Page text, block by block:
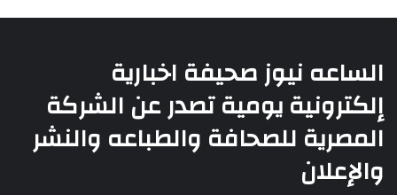
الساعه نيوز صحيفة اخبارية
إلكترونية يومية تصدر عن الشركة
المصرية للصحافة والطباعه والنشر
والإعلان